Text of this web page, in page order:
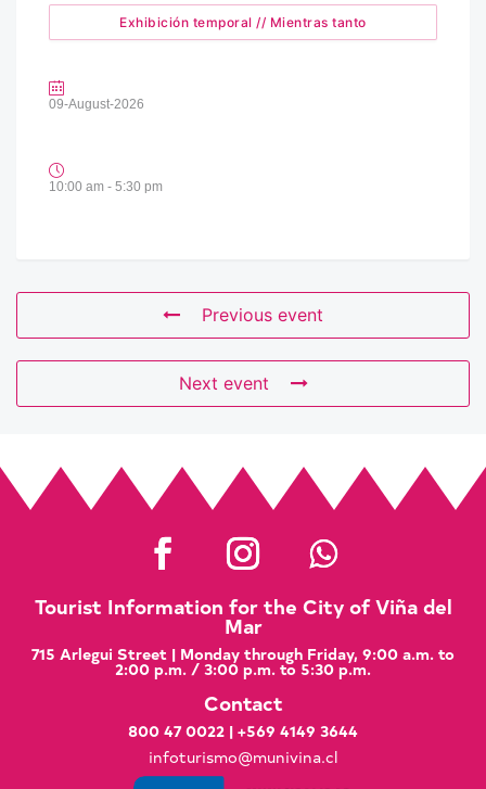
Exhibición temporal // Mientras tanto
09-August-2026
10:00 am - 5:30 pm
Previous event
Next event
Tourist Information for the City of Viña del
Mar
715 Arlegui Street | Monday through Friday, 9:00 a.m. to
2:00 p.m. / 3:00 p.m. to 5:30 p.m.
Contact
800 47 0022 | +569 4149 3644
infoturismo@munivina.cl